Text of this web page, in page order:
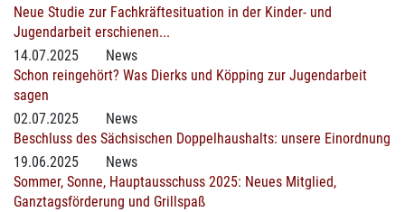
Neue Studie zur Fachkräftesituation in der Kinder- und
Jugendarbeit erschienen...
14.07.2025
News
Schon reingehört? Was Dierks und Köpping zur Jugendarbeit
sagen
02.07.2025
News
Beschluss des Sächsischen Doppelhaushalts: unsere Einordnung
19.06.2025
News
Sommer, Sonne, Hauptausschuss 2025: Neues Mitglied,
Ganztagsförderung und Grillspaß